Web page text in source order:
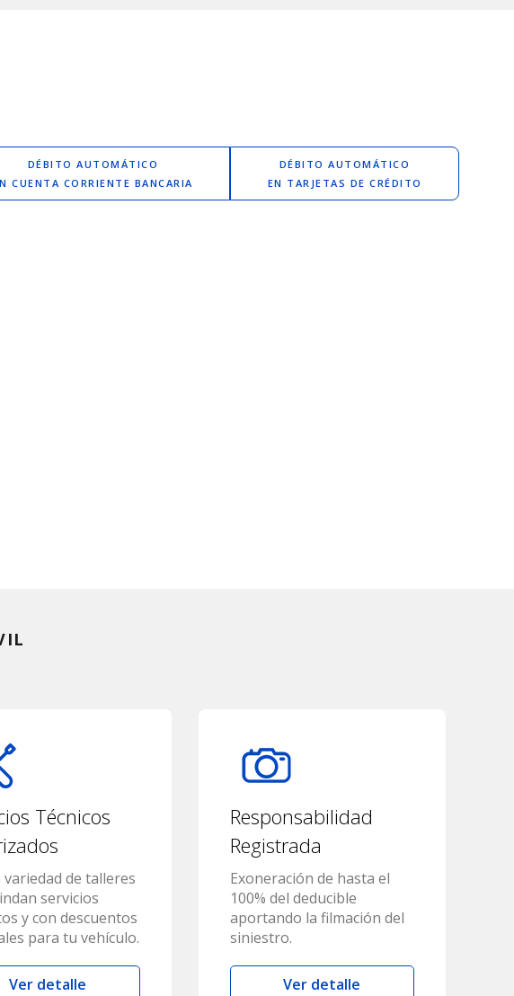
DÉBITO AUTOMÁTICO
CUENTA CORRIENTE BANCARIA
DÉBITO AUTOMÁTICO
EN TARJETAS DE CRÉDITO
Técnicos
variedad de talleres
servicios
y con descuentos
para tu vehículo.
Ver detalle
Responsabilidad
Registrada
Exoneración de hasta el
100% del deducible
aportando la filmación del
siniestro.
Ver detalle